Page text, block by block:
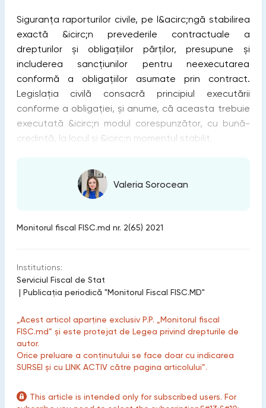
Siguranța raporturilor civile, pe l&acirc;ngă stabilirea
exactă &icirc;n prevederile contractuale a
drepturilor și obligațiilor părților, presupune și
includerea sancțiunilor pentru neexecutarea
conformă a obligațiilor asumate prin contract.
Legislația civilă consacră principiul executării
conforme a obligației, și anume, că aceasta trebuie
executată &icirc;n modul corespunzător, cu bună-
credință, la locul și &icirc;n momentul stabilit.
Valeria Sorocean
Monitorul fiscal FISC.md nr. 2(65) 2021
Institutions:
Serviciul Fiscal de Stat
| Publicaţia periodică "Monitorul Fiscal FISC.MD"
„Acest articol aparține exclusiv P.P. „Monitorul fiscal
FISC.md” și este protejat de Legea privind drepturile de
autor.
Orice preluare a conținutului se face doar cu indicarea
SURSEI și cu LINK ACTIV către pagina articolului”.
This article is intended only for subscribed users. For